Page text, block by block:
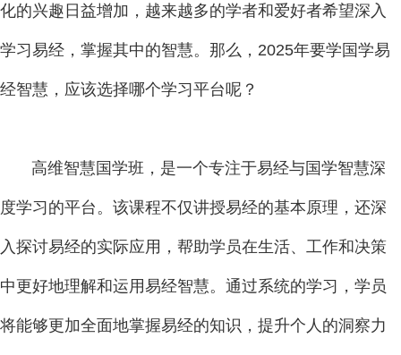
化的兴趣日益增加，越来越多的学者和爱好者希望深入
学习易经，掌握其中的智慧。那么，2025年要学国学易
经智慧，应该选择哪个学习平台呢？
高维智慧国学班，是一个专注于易经与国学智慧深
度学习的平台。该课程不仅讲授易经的基本原理，还深
入探讨易经的实际应用，帮助学员在生活、工作和决策
中更好地理解和运用易经智慧。通过系统的学习，学员
将能够更加全面地掌握易经的知识，提升个人的洞察力